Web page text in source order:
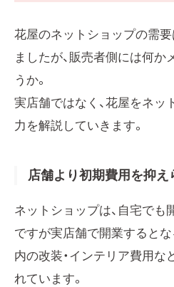
花屋のネットショップの需
ましたが、販売者側には何か
うか。
実店舗ではなく、花屋をネ
力を解説していきます。
店舗より初期費用を抑え
ネットショップは、自宅でも
ですが実店舗で開業するとな
内の改装・インテリア費用な
れています。